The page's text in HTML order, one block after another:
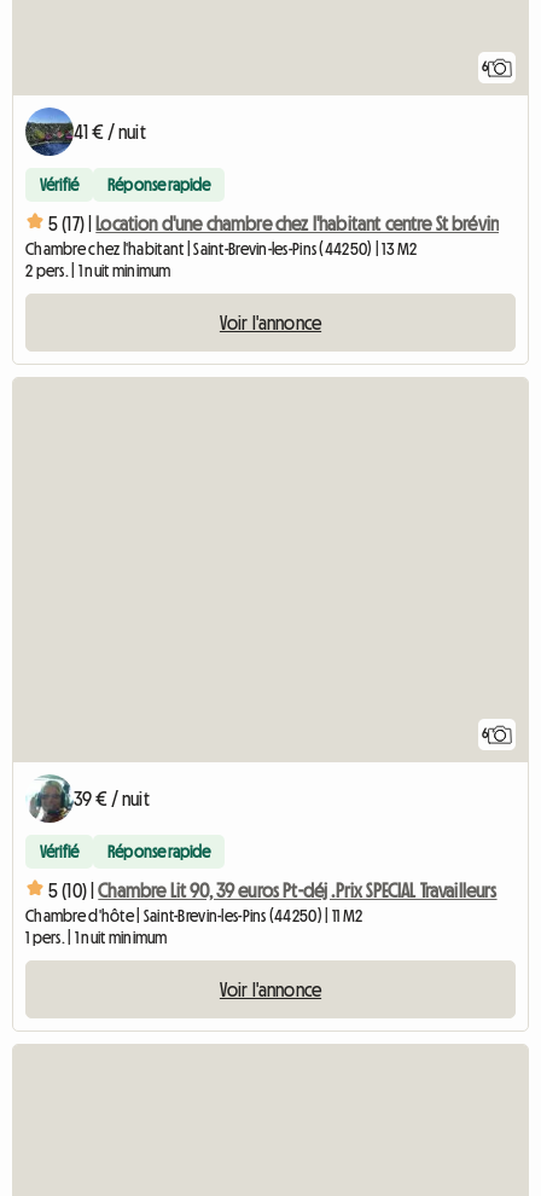
6
41 € / nuit
Vérifié Réponse rapide
5 (17) | Location d'une chambre chez l'habitant centre St brévin
Chambre chez l'habitant | Saint-Brevin-les-Pins (44250) | 13 M2
2 pers. | 1 nuit minimum
Voir l'annonce
6
39 € / nuit
Vérifié Réponse rapide
5 (10) | Chambre Lit 90, 39 euros Pt-déj .Prix SPECIAL Travailleurs
Chambre d'hôte | Saint-Brevin-les-Pins (44250) | 11 M2
1 pers. | 1 nuit minimum
Voir l'annonce